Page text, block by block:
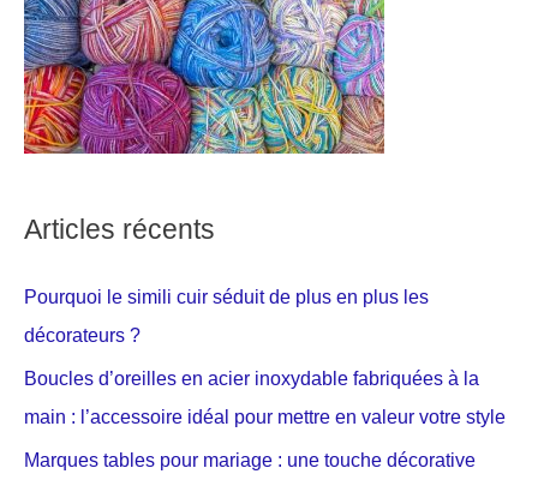
Articles récents
Pourquoi le simili cuir séduit de plus en plus les
décorateurs ?
Boucles d’oreilles en acier inoxydable fabriquées à la
main : l’accessoire idéal pour mettre en valeur votre style
Marques tables pour mariage : une touche décorative